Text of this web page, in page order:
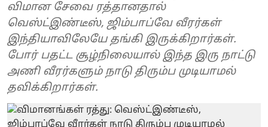
விமான சேவை ரத்தானதால்
வெஸ்ட்இண்டீஸ், ஜிம்பாப்வே வீரர்கள்
இந்தியாவிலேயே தங்கி இருக்கிறார்கள்.
போர் பதட்ட சூழ்நிலையால் இந்த இரு நாட்டு
அணி வீரர்களும் நாடு திரும்ப முடியாமல்
தவிக்கிறார்கள்.